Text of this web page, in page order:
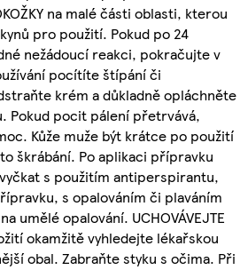
na malé části oblasti, kterou
pro použití. Pokud po 24
nežádoucí reakci, pokračujte v
pocítíte štípání či
krém a důkladně opláchněte
Pokud pocit pálení přetrvává,
Kůže muže být krátce po použití
škrábání. Po aplikaci přípravku
s použitím antiperspirantu,
s opalováním či plaváním
umělé opalování. UCHOVÁVEJTE
okamžitě vyhledejte lékařskou
obal. Zabraňte styku s očima. Při